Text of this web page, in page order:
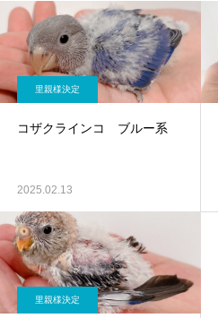
里親様決定
コザクラインコ ブルー系
2025.02.13
里親様決定